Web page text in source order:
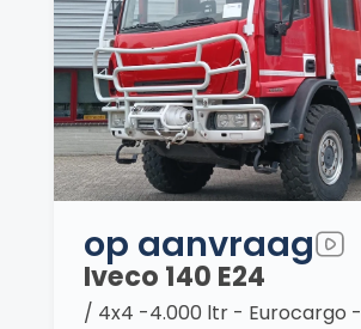
Iveco 140 E24
op aanvraag
/ 4x4 -4.000 ltr - Eurocargo -